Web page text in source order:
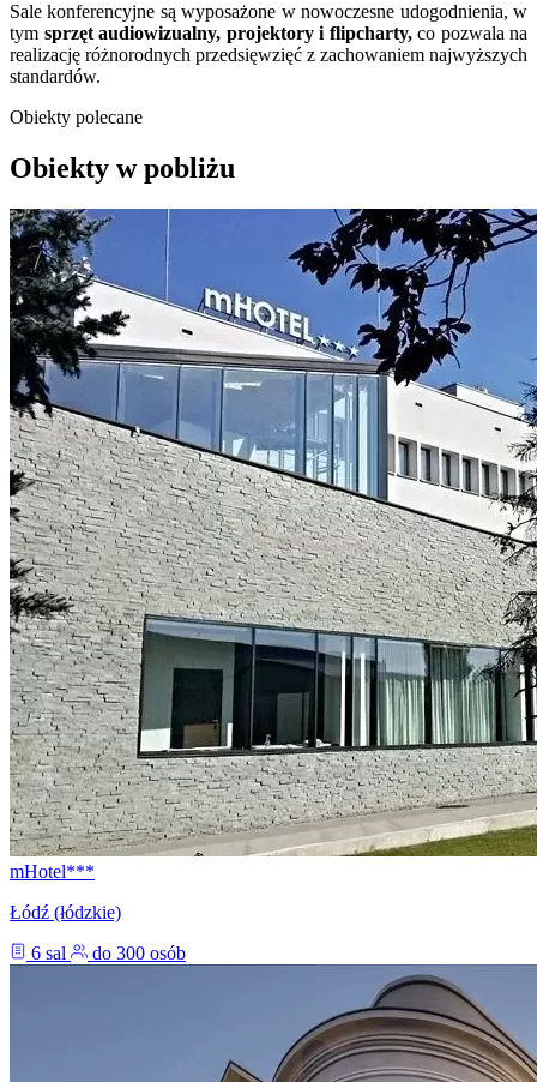
Sale konferencyjne są wyposażone w nowoczesne udogodnienia, w
tym sprzęt audiowizualny, projektory i flipcharty, co pozwala na
realizację różnorodnych przedsięwzięć z zachowaniem najwyższych
standardów.
Obiekty polecane
Obiekty w pobliżu
mHotel***
Łódź (łódzkie)
6 sal
do 300 osób